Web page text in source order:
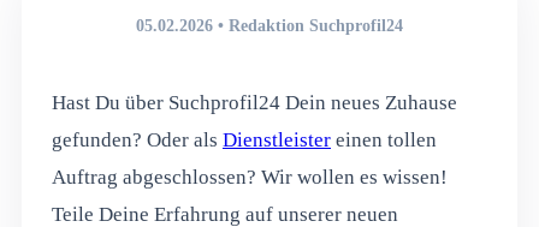
05.02.2026 • Redaktion Suchprofil24
Hast Du über Suchprofil24 Dein neues Zuhause
gefunden? Oder als Dienstleister einen tollen
Auftrag abgeschlossen? Wir wollen es wissen!
Teile Deine Erfahrung auf unserer neuen